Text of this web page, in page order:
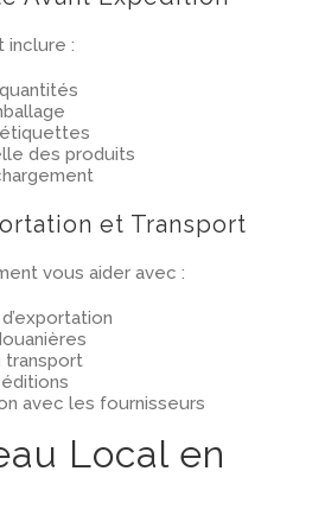
inclure :
des produits
et Transport
vous aider avec :
transport
avec les fournisseurs
Local en